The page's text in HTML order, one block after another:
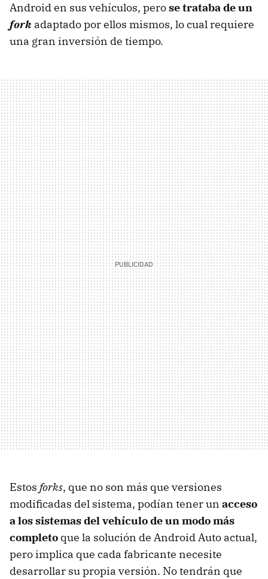
Android en sus vehículos, perose trataba de un
fork adaptado por ellos mismos, lo cual requiere
una gran inversión de tiempo.
Estos forks, que no son más que versiones
modificadas del sistema, podían tener un acceso
a los sistemas del vehículo de un modo más
completo que la solución de Android Auto actual,
pero implica que cada fabricante necesite
desarrollar su propia versión. No tendrán que